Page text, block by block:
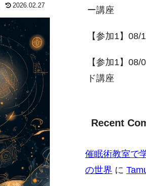
2026.02.27
ー講座
【参加1】
【参加1】
ド講座
Recent
催眠術教室で
の世界 に